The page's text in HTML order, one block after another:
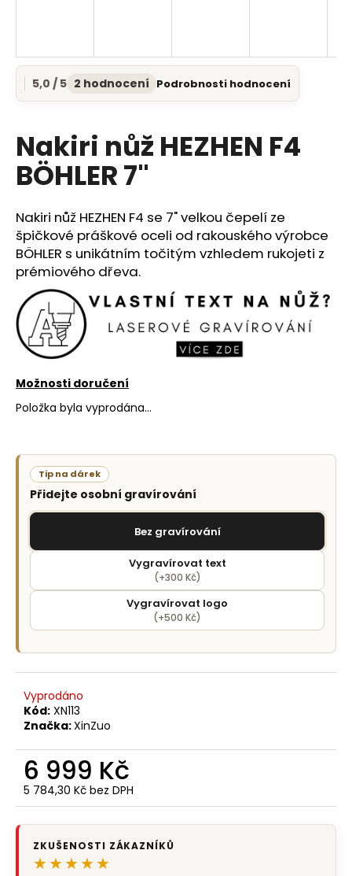
Průměrné
hodnocení
je
5,0
z
5
5,0 / 5 2 hodnocení Podrobnosti hodnocení
Nakiri nůž HEZHEN F4
BÖHLER 7"
Nakiri nůž HEZHEN F4 se 7" velkou čepelí ze
špičkové práškové oceli od rakouského výrobce
BÖHLER s unikátním točitým vzhledem rukojeti z
prémiového dřeva.
Možnosti doručení
Položka byla vyprodána…
Tip na dárek
Přidejte osobní gravírování
Bez gravírování
Vygravírovat text
(+300 Kč)
Vygravírovat logo
(+500 Kč)
Vyprodáno
Kód: XN113
Značka:XinZuo
6 999 Kč
5 784,30 Kč bez DPH
Měrná
ZKUŠENOSTI ZÁKAZNÍKŮ
★★★★★
í
?
D
o
p
o
r
u
j
e